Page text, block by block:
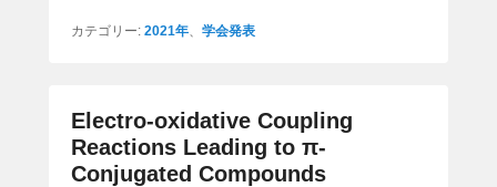
カテゴリー: 2021年、 学会発表
Electro-oxidative Coupling
Reactions Leading to π-
Conjugated Compounds